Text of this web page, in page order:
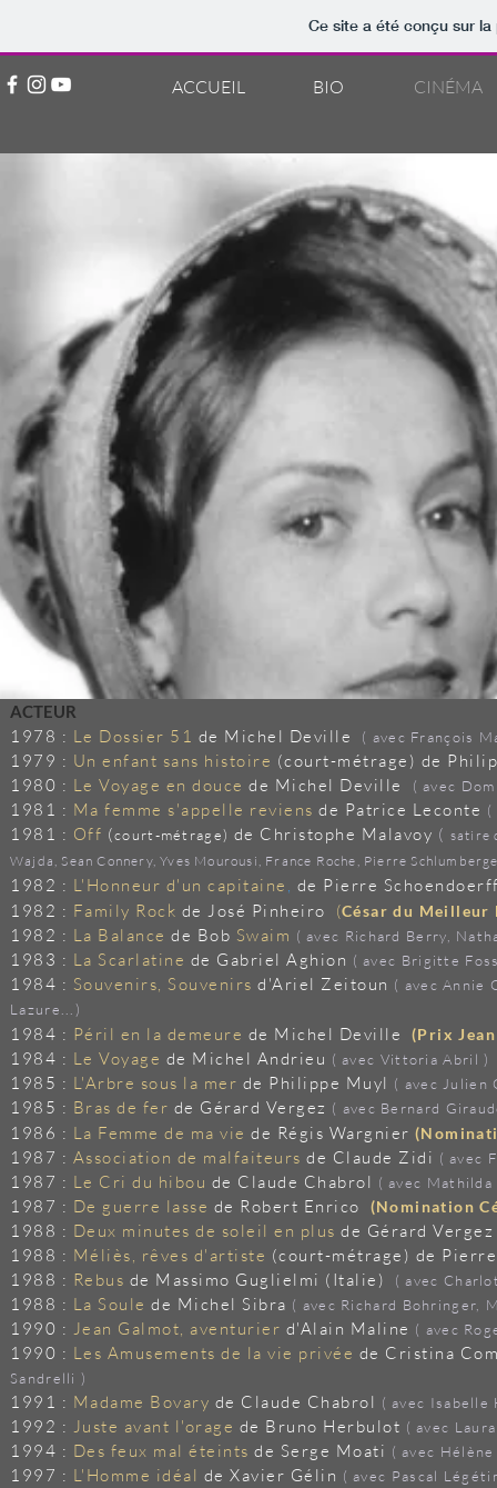
Ce site a été conçu sur
ACCUEIL BIO CINÉMA
ACTEUR
1978 : Le Dossier 51 de Michel Deville ( avec François
1979 : Un enfant sans histoire (court-métrage) de
1980 : Le Voyage en douce de Michel Deville ( avec
1981 : Ma femme s'appelle reviens de Patrice Leconte (
1981 : Off (court-métrage) de Christophe Malavoy ( satire
Wajda, Sean Connery, Yves Mourousi, France Roche, Pierre
1982 : L'Honneur d'un capitaine , de Pierre
1982 : Family Rock de José Pinheiro (César du Meilleur
1982 : La Balance de Bob Swaim ( avec Richard Berry,
1983 : La Scarlatine de Gabriel Aghion ( avec Brigitte
1984 : Souvenirs, Souvenirs d'Ariel Zeitoun ( avec Annie
Lazure...)
1984 : Péril en la demeure de Michel Deville (Prix
1984 : Le Voyage de Michel Andrieu ( avec Vittoria Abril )
1985 : L'Arbre sous la mer de Philippe Muyl ( avec Julien
1985 : Bras de fer de Gérard Vergez ( avec Bernard
1986 : La Femme de ma vie de Régis Wargnier
1987 : Association de malfaiteurs de Claude Zidi ( avec
1987 : Le Cri du hibou de Claude Chabrol ( avec
1987 : De guerre lasse de Robert Enrico (Nomination
1988 : Deux minutes de soleil en plus de Gérard
1988 : Méliès, rêves d'artiste (court-métrage) de
1988 : Rebus de Massimo Guglielmi (Italie) ( avec
1988 : La Soule de Michel Sibra ( avec Richard Bohringer,
1990 : Jean Galmot, aventurier d'Alain Maline ( avec
1990 : Les Amusements de la vie privée de Cristina
Sandrelli )
1991 : Madame Bovary de Claude Chabrol ( avec Isabelle
1992 : Juste avant l'orage de Bruno Herbulot ( avec
1994 : Des feux mal éteints de Serge Moati ( avec
1997 : L'Homme idéal de Xavier Gélin ( avec Pascal